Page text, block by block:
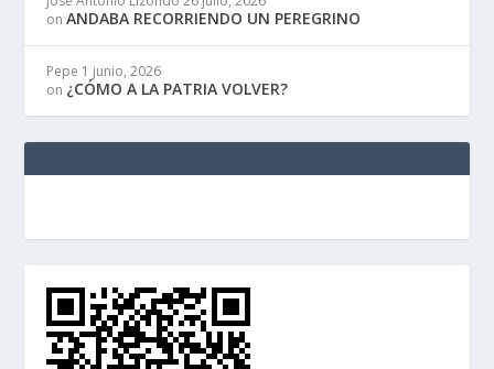
onANDABA RECORRIENDO UN PEREGRINO
Pepe 1 junio, 2026
on ¿CÓMO A LA PATRIA VOLVER?